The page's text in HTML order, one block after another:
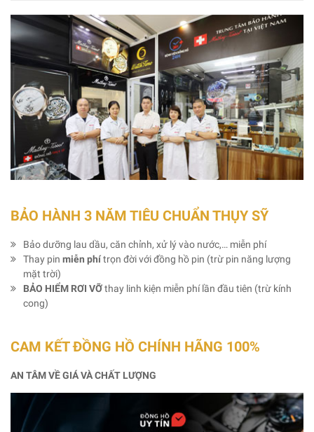
BẢO HÀNH 3 NĂM TIÊU CHUẨN THỤY SỸ
Bảo dưỡng lau dầu, căn chỉnh, xử lý vào nước,… miễn phí
Thay pin miễn phítrọn đời với đồng hồ pin (trừ pin năng lượng
mặt trời)
BẢO HIỂM RƠI VỠthay linh kiện miễn phí lần đầu tiên (trừ kính
cong)
CAM KẾT ĐỒNG HỒ CHÍNH HÃNG 100%
AN TÂM VỀ GIÁ VÀ CHẤT LƯỢNG